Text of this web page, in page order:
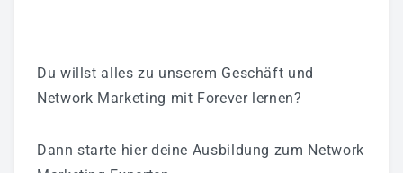
Du willst alles zu unserem Geschäft und
Network Marketing mit Forever lernen?
Dann starte hier deine Ausbildung zum Network